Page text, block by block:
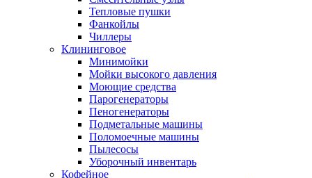
Тепловые пушки
Фанкойлы
Чиллеры
Клининговое
Минимойки
Мойки высокого давления
Моющие средства
Парогенераторы
Пеногенераторы
Подметальные машины
Поломоечные машины
Пылесосы
Уборочный инвентарь
Кофейное